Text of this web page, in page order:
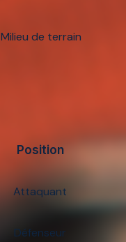
Milieu de terrain
Position
Attaquant
Défenseur